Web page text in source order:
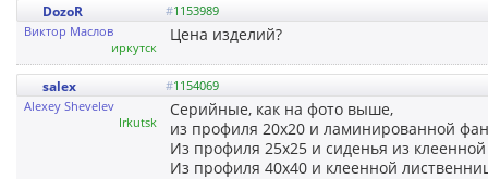
DozoR #1153989
Виктор Маслов
иркутск
Цена изделий?
salex #1154069
Alexey Shevelev
Irkutsk
Серийные, как на фото выше,
из профиля 20х20 и ламинированной
Из профиля 25х25 и сиденья из
Из профиля 40х40 и клеенной